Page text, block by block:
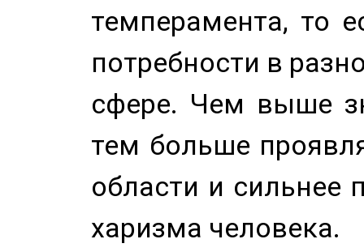
темперамента, то
потребности в
сфере. Чем выше
тем больше
области и сильнее
харизма человека.